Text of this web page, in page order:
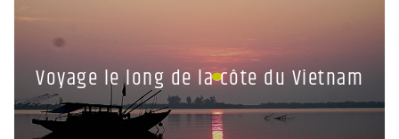
Voyage le long de la côte du Vietnam